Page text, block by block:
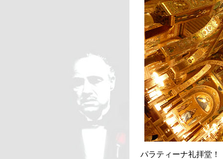
パラティーナ礼拝堂！